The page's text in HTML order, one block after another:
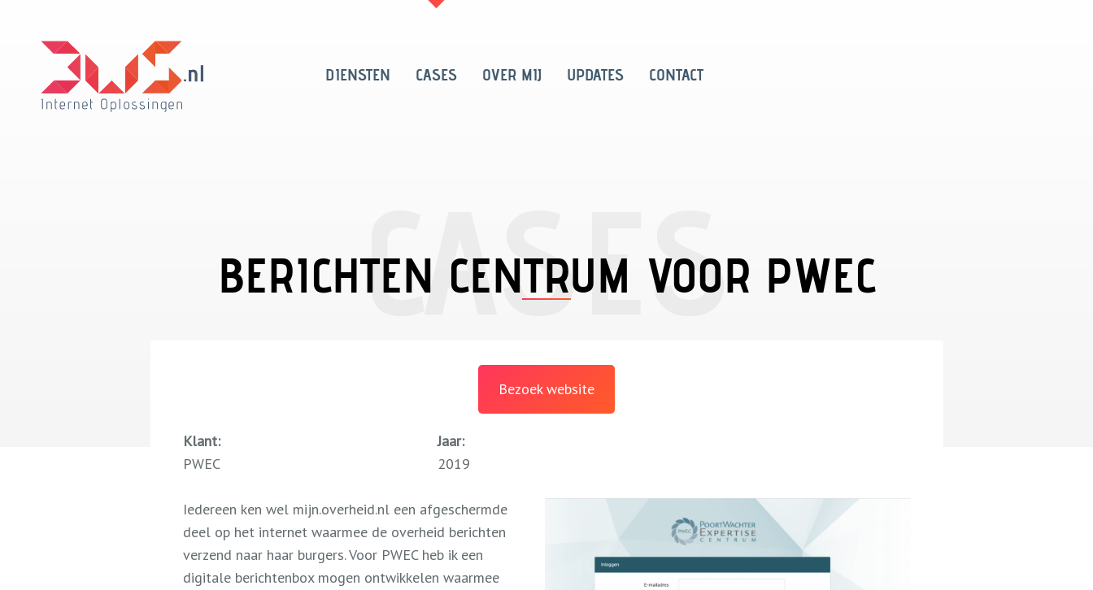
BERICHTEN CENTRUM VOOR PWEC
Bezoek website
Klant:
PWEC
Jaar:
2019
Iedereen ken wel mijn.overheid.nl een afgeschermde
deel op het internet waarmee de overheid berichten
verzend naar haar burgers. Voor PWEC heb ik een
digitale berichtenbox mogen ontwikkelen waarmee
DIENSTEN CASES OVER MIJ UPDATES CONTACT